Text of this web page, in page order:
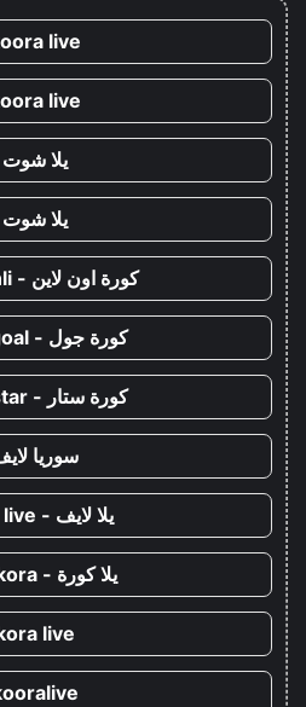
live
live
يلا شوت
يلا شوت
كورة اون لاين - kora onli
كورة جول - kora goal
كورة ستار - kora star
سوريا
يلا لايف - yalla live
يلا كورة - yallakora
live